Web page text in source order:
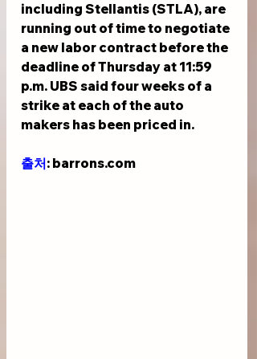
including Stellantis (STLA), are
running out of time to negotiate
a new labor contract before the
deadline of Thursday at 11:59
p.m. UBS said four weeks of a
strike at each of the auto
makers has been priced in.
출처: barrons.com